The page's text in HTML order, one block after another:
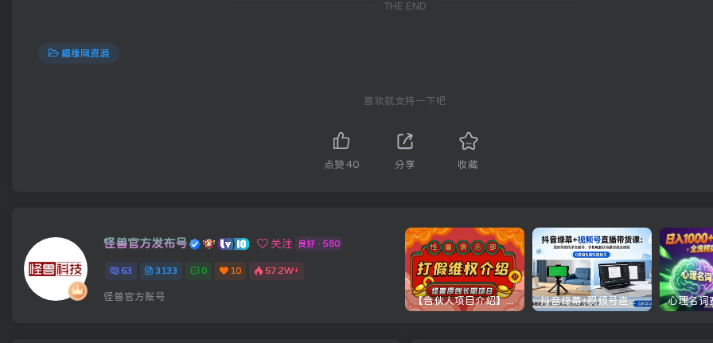
THE END
福缘网资源
喜欢就支持一下吧
点赞 40 分享 收藏
怪兽官方发布号 关注 良好 · 580
63 3133 0 10 57.2W+
怪兽官方账号 【合伙人项目介绍】打假维权项目介绍 抖音绿幕+视频号直播带货课：居家照着稿子念起号，手机电脑双场景搭建全流程